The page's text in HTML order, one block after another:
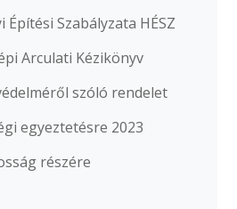
Építési Szabályzata HÉSZ
Arculati Kézikönyv
szóló rendelet
egyeztetésre 2023
részére